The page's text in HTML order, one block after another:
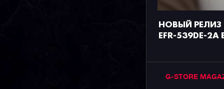
НОВЫЙ РЕЛИЗ
EFR-539DE-
G-STORE